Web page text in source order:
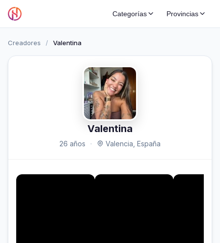
Categorías Provincias
Creadores / Valentina
Valentina
26 años · Valencia, España